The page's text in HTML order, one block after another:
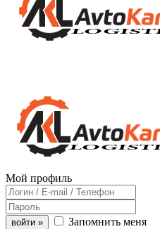
Мой профиль
войти »
Запомнить меня